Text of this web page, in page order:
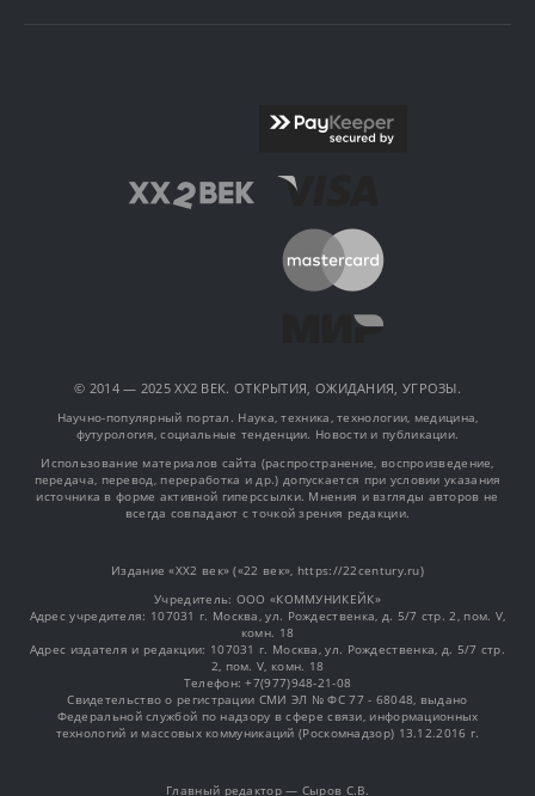
© 2014 — 2025 XX2 ВЕК. ОТКРЫТИЯ, ОЖИДАНИЯ, УГРОЗЫ.
Научно-популярный портал. Наука, техника, технологии, медицина,
футурология, социальные тенденции. Новости и публикации.
Использование материалов сайта (распространение, воспроизведение,
передача, перевод, переработка и др.) допускается при условии указания
источника в форме активной гиперссылки. Мнения и взгляды авторов не
всегда совпадают с точкой зрения редакции.
Издание «XX2 век» («22 век», https://22century.ru)
Учредитель: OOO «КОММУНИКЕЙК»
Адрес учредителя: 107031 г. Москва, ул. Рождественка, д. 5/7 стр. 2, пом. V,
комн. 18
Адрес издателя и редакции: 107031 г. Москва, ул. Рождественка, д. 5/7 стр.
2, пом. V, комн. 18
Телефон: +7(977)948-21-08
Свидетельство о регистрации СМИ ЭЛ № ФС 77 - 68048, выдано
Федеральной службой по надзору в сфере связи, информационных
технологий и массовых коммуникаций (Роскомнадзор) 13.12.2016 г.
Главный редактор — Сыров С.В.